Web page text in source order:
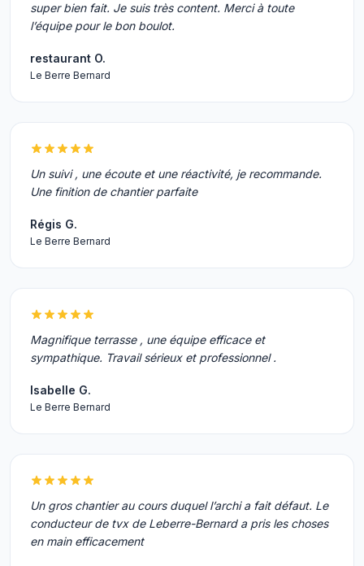
super bien fait. Je suis très content. Merci à toute
l’équipe pour le bon boulot.
restaurant O.
Le Berre Bernard
Un suivi , une écoute et une réactivité, je recommande.
Une finition de chantier parfaite
Régis G.
Le Berre Bernard
Magnifique terrasse , une équipe efficace et
sympathique. Travail sérieux et professionnel .
Isabelle G.
Le Berre Bernard
Un gros chantier au cours duquel l’archi a fait défaut. Le
conducteur de tvx de Leberre-Bernard a pris les choses
en main efficacement